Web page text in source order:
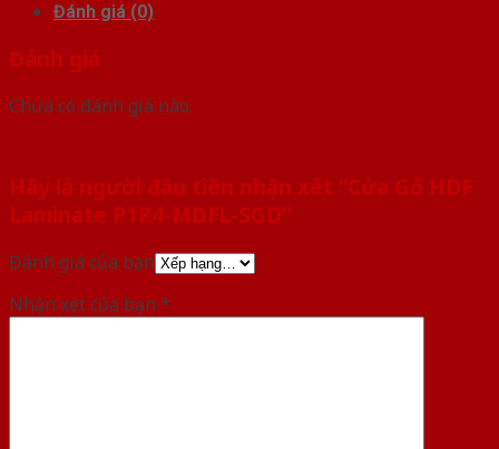
Đánh giá (0)
Đánh giá
Chưa có đánh giá nào.
Hãy là người đầu tiên nhận xét “Cửa Gỗ HDF
Laminate P1R4-MDFL-SGD”
Đánh giá của bạn
Nhận xét của bạn *